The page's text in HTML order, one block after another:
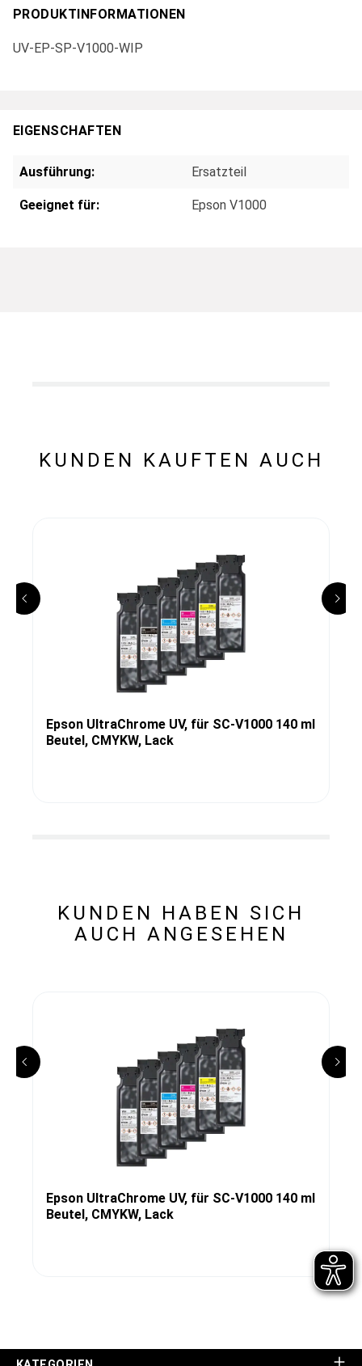
PRODUKTINFORMATIONEN
UV-EP-SP-V1000-WIP
EIGENSCHAFTEN
Ausführung: Ersatzteil
Geeignet für: Epson V1000
KUNDEN KAUFTEN AUCH
Epson UltraChrome UV, für SC-V1000 140 ml
Beutel, CMYKW, Lack
KUNDEN HABEN SICH
AUCH ANGESEHEN
Epson UltraChrome UV, für SC-V1000 140 ml
Beutel, CMYKW, Lack